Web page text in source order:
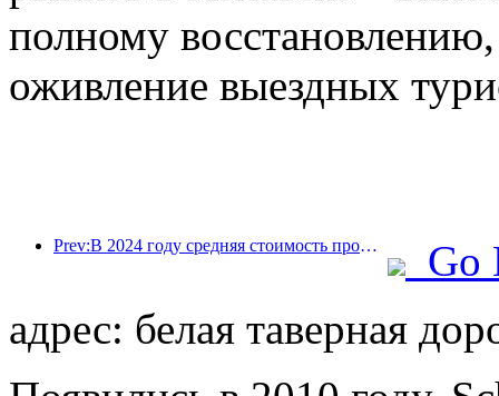
полному
оживление выездных
Prev:В 2024 году средняя стоимость проживания в отелях по всему миру вырастет на 6,8%
Go
адрес: белая таверная